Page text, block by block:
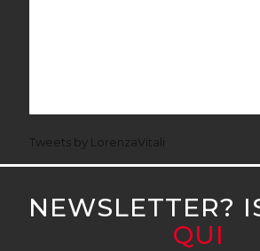
Tweets by LorenzaVitali
NEWSLETTER?
QUI